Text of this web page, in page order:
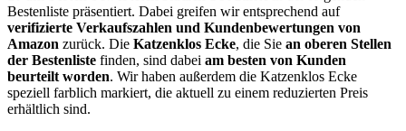
Bestenliste präsentiert. Dabei greifen wir entsprechend auf
verifizierte Verkaufszahlen und Kundenbewertungen von
Amazon zurück. Die Katzenklos Ecke, die Sie an oberen Stellen
der Bestenliste finden, sind dabei am besten von Kunden
beurteilt worden. Wir haben außerdem die Katzenklos Ecke
speziell farblich markiert, die aktuell zu einem reduzierten Preis
erhältlich sind.